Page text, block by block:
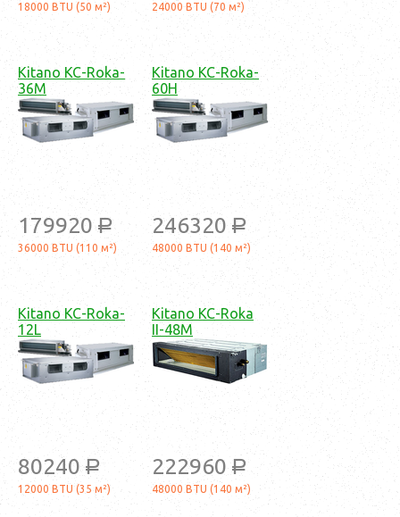
18000 BTU (50 м²) 24000 BTU (70 м²)
Kitano KC-Roka-
36M
179920 a
36000 BTU (110 м²)
Kitano KC-Roka-
60H
246320 a
48000 BTU (140 м²)
Kitano KC-Roka-
12L
80240 a
12000 BTU (35 м²)
Kitano KC-Roka
II-48M
222960 a
48000 BTU (140 м²)